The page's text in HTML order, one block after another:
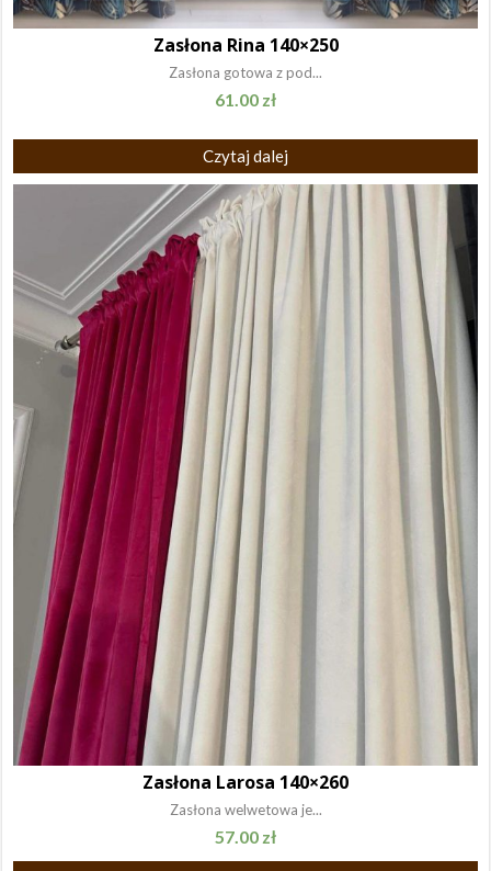
Zasłona Rina 140×250
Zasłona gotowa z pod...
61.00 zł
Czytaj dalej
Zasłona Larosa 140×260
Zasłona welwetowa je...
57.00 zł